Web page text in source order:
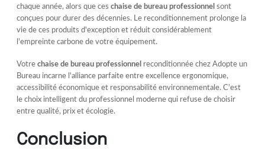
chaque année, alors que ceschaise de bureau professionnel sont
conçues pour durer des décennies. Le reconditionnement prolonge la
vie de ces produits d'exception et réduit considérablement
l'empreinte carbone de votre équipement.
Votrechaise de bureau professionnel reconditionnée chez Adopte un
Bureau incarne l'alliance parfaite entre excellence ergonomique,
accessibilité économique et responsabilité environnementale. C'est
le choix intelligent du professionnel moderne qui refuse de choisir
entre qualité, prix et écologie.
Conclusion